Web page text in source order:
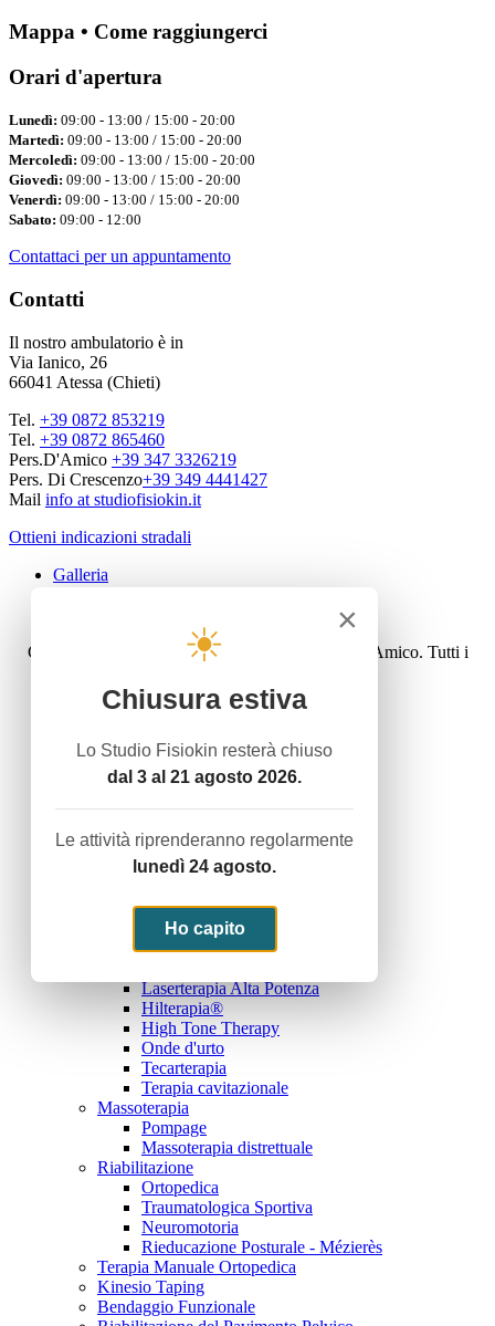
Mappa • Come raggiungerci
Orari d'apertura
Lunedì: 09:00 - 13:00 / 15:00 - 20:00
Martedì: 09:00 - 13:00 / 15:00 - 20:00
Mercoledì: 09:00 - 13:00 / 15:00 - 20:00
Giovedì: 09:00 - 13:00 / 15:00 - 20:00
Venerdì: 09:00 - 13:00 / 15:00 - 20:00
Sabato: 09:00 - 12:00
Contattaci per un appuntamento
Contatti
Il nostro ambulatorio è in
Via Ianico, 26
66041 Atessa (Chieti)
Tel. +39 0872 853219
Tel. +39 0872 865460
Pers.D'Amico +39 347 3326219
Pers. Di Crescenzo+39 349 4441427
Mail info at studiofisiokin.it
Ottieni indicazioni stradali
×
☀
Chiusura estiva
Lo Studio Fisiokin resterà chiuso
dal 3 al 21 agosto 2026.
Le attività riprenderanno regolarmente
lunedì 24 agosto.
Ho capito
Galleria
Copyright © 2016 Studiofisiokin - Dott. Carlo D'Amico. Tutti i
Sito web realizzato daPublivoro
Attività
Servizio Termale con acque termali
Ginnastica Dolce
Rieducazione Posturale - Mézierès
Riabilitazione Domiciliare
Noi e lo sport
Elettroterapia Antalgica
Elettroterapia Di Stimolazione
Ultrasuonoterapia
Laserterapia Alta Potenza
Hilterapia®
High Tone Therapy
Onde d'urto
Tecarterapia
Terapia cavitazionale
Massoterapia
Pompage
Massoterapia distrettuale
Riabilitazione
Ortopedica
Traumatologica Sportiva
Neuromotoria
Rieducazione Posturale - Mézierès
Terapia Manuale Ortopedica
Kinesio Taping
Bendaggio Funzionale